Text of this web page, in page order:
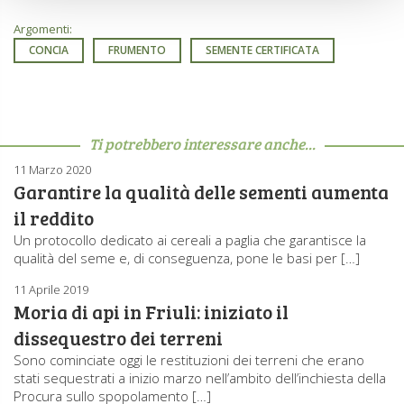
Argomenti:
CONCIA FRUMENTO SEMENTE CERTIFICATA
Ti potrebbero interessare anche...
11 Marzo 2020
Garantire la qualità delle sementi aumenta
il reddito
Un protocollo dedicato ai cereali a paglia che garantisce la
qualità del seme e, di conseguenza, pone le basi per […]
11 Aprile 2019
Moria di api in Friuli: iniziato il
dissequestro dei terreni
Sono cominciate oggi le restituzioni dei terreni che erano
stati sequestrati a inizio marzo nell’ambito dell’inchiesta della
Procura sullo spopolamento […]